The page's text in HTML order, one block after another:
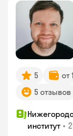
5 от
5 отзывов
институт •